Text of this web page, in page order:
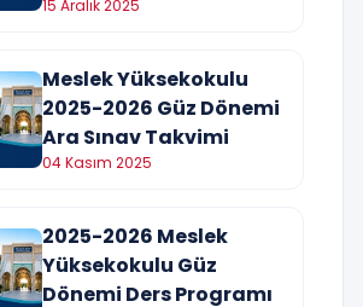
15 Aralık 2025
Meslek Yüksekokulu
2025-2026 Güz Dönemi
Ara Sınav Takvimi
04 Kasım 2025
2025-2026 Meslek
Yüksekokulu Güz
Dönemi Ders Programı